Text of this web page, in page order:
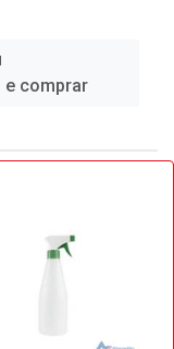
e comprar